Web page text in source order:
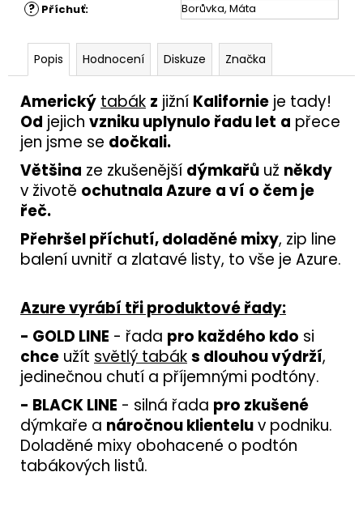
? Příchuť: Borůvka, Máta
Popis Hodnocení Diskuze Značka
Americký tabák z jižní Kalifornie je tady!
Od jejich vzniku uplynulo řadu let a přece
jen jsme se dočkali.
Většina ze zkušenější dýmkařů už někdy
v životě ochutnala Azure a ví o čem je
řeč.
Přehršel příchutí, doladěné mixy, zip line
balení uvnitř a zlatavé listy, to vše je Azure.
Azure vyrábí tři produktové řady:
- GOLD LINE - řada pro každého kdo si
chce užít světlý tabáks dlouhou výdrží,
jedinečnou chutí a příjemnými podtóny.
- BLACK LINE - silná řada pro zkušené
dýmkaře a náročnou klienteluv podniku.
Doladěné mixy obohacené o podtón
tabákových listů.